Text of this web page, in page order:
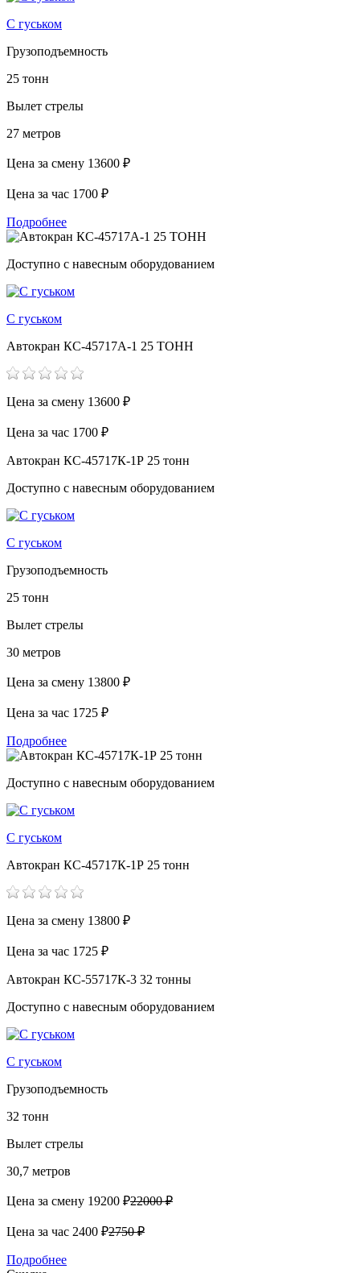
С гуськом
Грузоподъемность
25 тонн
Вылет стрелы
27 метров
Цена за смену 13600 ₽
Цена за час 1700 ₽
Подробнее
Доступно с навесным оборудованием
С гуськом
Автокран КС-45717А-1 25 ТОНН
Цена за смену 13600 ₽
Цена за час 1700 ₽
Автокран КС-45717К-1Р 25 тонн
Доступно с навесным оборудованием
С гуськом
Грузоподъемность
25 тонн
Вылет стрелы
30 метров
Цена за смену 13800 ₽
Цена за час 1725 ₽
Подробнее
Доступно с навесным оборудованием
С гуськом
Автокран КС-45717К-1Р 25 тонн
Цена за смену 13800 ₽
Цена за час 1725 ₽
Автокран КС-55717К-3 32 тонны
Доступно с навесным оборудованием
С гуськом
Грузоподъемность
32 тонн
Вылет стрелы
30,7 метров
Цена за смену 19200 ₽22000 ₽
Цена за час 2400 ₽2750 ₽
Подробнее